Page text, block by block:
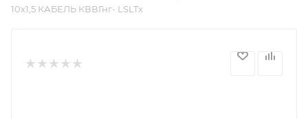
10х1,5 КАБЕЛЬ КВВГнг- LSLTx